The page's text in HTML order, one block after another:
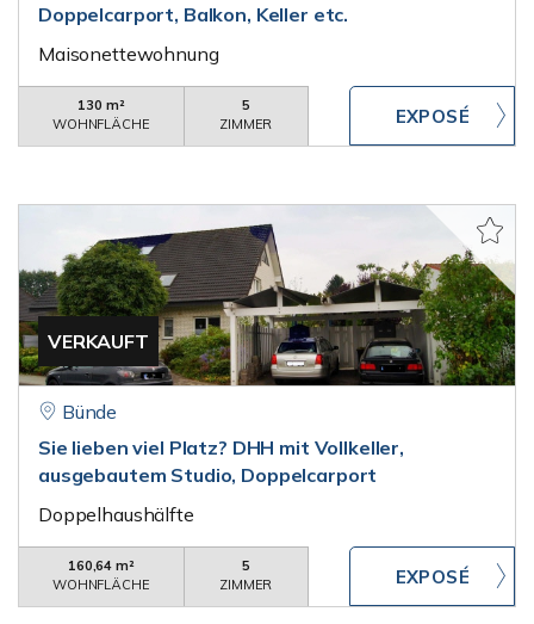
Doppelcarport, Balkon, Keller etc.
Maisonettewohnung
130 m²
WOHNFLÄCHE
5
ZIMMER
VERKAUFT
Bünde
Sie lieben viel Platz? DHH mit Vollkeller,
ausgebautem Studio, Doppelcarport
Doppelhaushälfte
160,64 m²
WOHNFLÄCHE
5
ZIMMER